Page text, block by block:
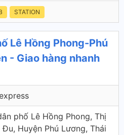
STATION
Lê Hồng Phong-Phú
- Giao hàng nhanh
phố Lê Hồng Phong, Thị
Huyện Phú Lương, Thái